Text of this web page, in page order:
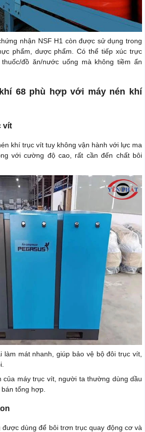
nhận NSF H1 còn được sử dụng trong
phẩm, dược phẩm. Có thể tiếp xúc trực
đồ ăn/nước uống mà không tiềm ẩn
68 phù hợp với máy nén khí
vít
khí trục vít tuy không vận hành với lực ma
với cường độ cao, rất cần đến chất bôi
làm mát nhanh, giúp bảo vệ bộ đôi trục vít,
máy trục vít, người ta thường dùng dầu
tổng hợp.
dùng để bôi trơn trục quay động cơ và